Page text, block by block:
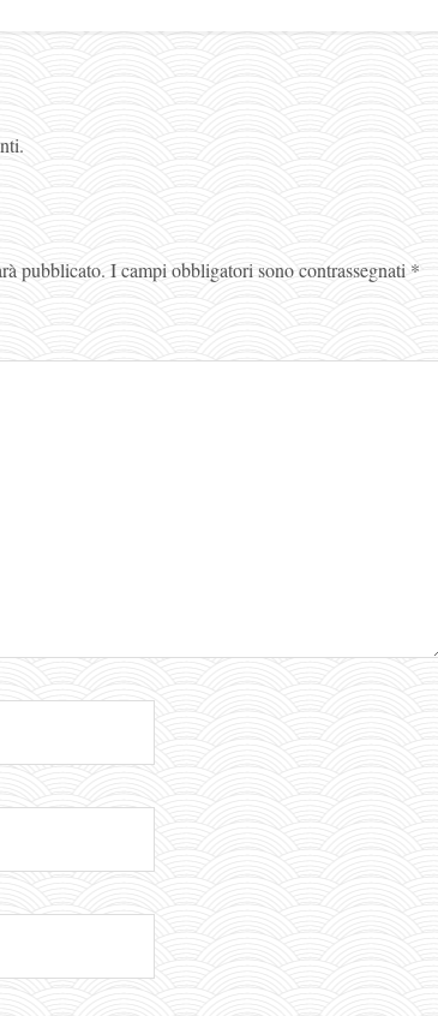
pubblicato. I campi obbligatori sono contrassegnati *